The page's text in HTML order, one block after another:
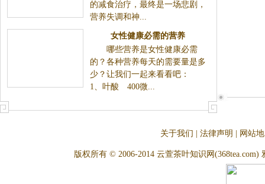
的减食治疗，最终是一场悲剧，
营养失调和神...
女性健康必需的营养
哪些营养是女性健康必需
的？各种营养每天的需要量是多
少？让我们一起来看看吧：
1、叶酸 400微...
关于我们 | 法律声明 | 网站
版权所有 © 2006-2014 云萱茶叶知识网